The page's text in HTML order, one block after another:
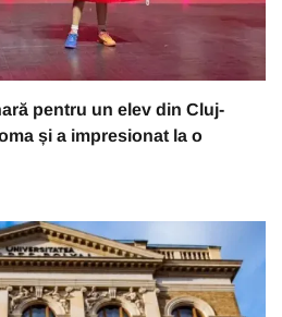
pentru un elev din Cluj-
și a impresionat la o